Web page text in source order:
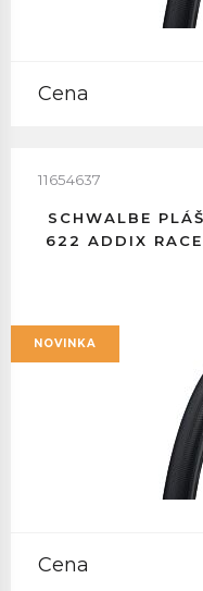
Cena
11654637
SCHWALBE
622 ADDIX
NOVINKA
Cena